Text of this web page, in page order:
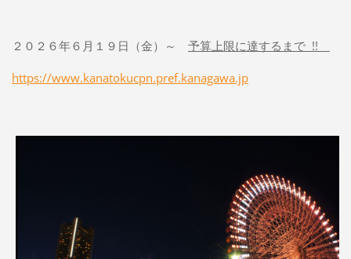
２０２６年６月１９日（金）～ 予算上限に達するまで !!
https://www.kanatokucpn.pref.kanagawa.jp